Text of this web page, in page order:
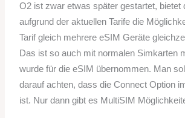
O2 ist zwar etwas später gestartet, bietet
aufgrund der aktuellen Tarife die
Tarif gleich mehrere eSIM Geräte
Das ist so auch mit normalen Simkarten
wurde für die eSIM übernommen. Man
darauf achten, dass die Connect Option
ist. Nur dann gibt es MultiSIM